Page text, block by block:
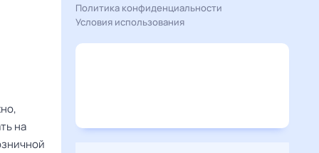
на
Политика конфиденциальности
Условия использования